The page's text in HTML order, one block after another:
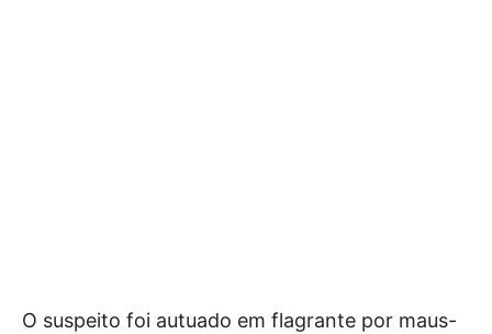
O suspeito foi autuado em flagrante por maus-